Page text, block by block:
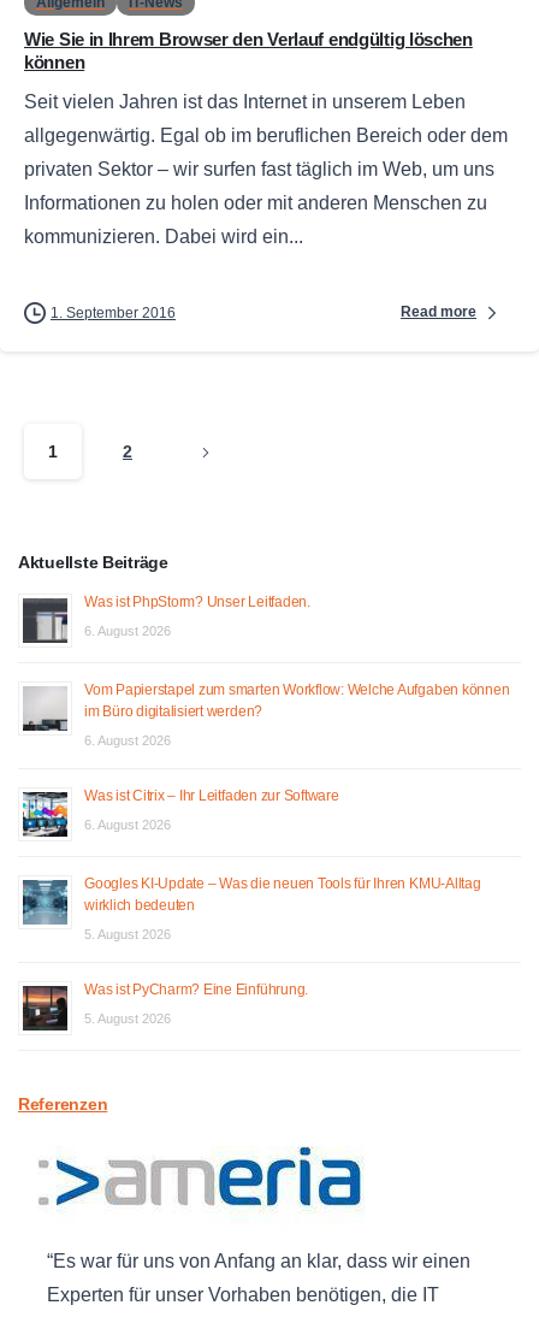
Wie Sie in Ihrem Browser den Verlauf endgültig löschen
können
Seit vielen Jahren ist das Internet in unserem Leben
allgegenwärtig. Egal ob im beruflichen Bereich oder dem
privaten Sektor – wir surfen fast täglich im Web, um uns
Informationen zu holen oder mit anderen Menschen zu
kommunizieren. Dabei wird ein...
1. September 2016 Read more
1 2
Aktuellste Beiträge
Was ist PhpStorm? Unser Leitfaden.
6. August 2026
Vom Papierstapel zum smarten Workflow: Welche Aufgaben können
im Büro digitalisiert werden?
6. August 2026
Was ist Citrix – Ihr Leitfaden zur Software
6. August 2026
Googles KI-Update – Was die neuen Tools für Ihren KMU-Alltag
wirklich bedeuten
5. August 2026
Was ist PyCharm? Eine Einführung.
5. August 2026
Referenzen
Es war für uns von Anfang an klar, dass wir einen
Experten für unser Vorhaben benötigen, die IT